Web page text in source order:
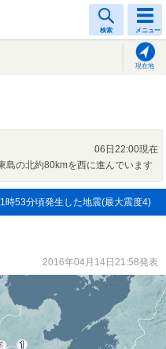
検索 メニュー
現在地
06日22:00現在
島の北約80kmを西に進んでいます
時53分頃発生した地震(最大震度4)
2016年04月14日21:58発表